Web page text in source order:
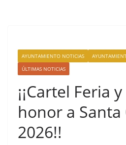
AYUNTAMIENTO NOTICIAS
ÚLTIMAS NOTICIAS
¡¡Cartel Feria
honor a
2026!!